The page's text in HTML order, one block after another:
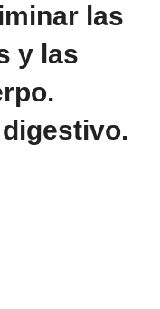
las
y las